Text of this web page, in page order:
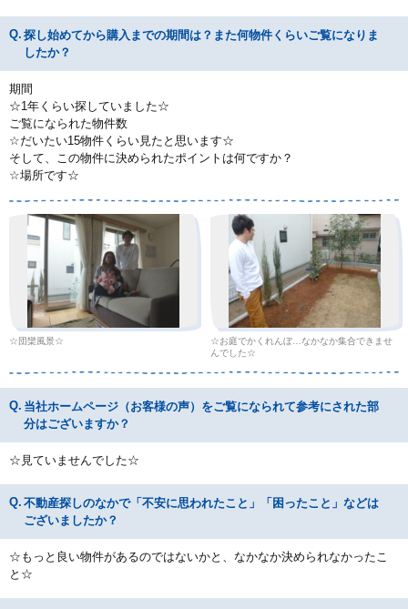
探し始めてから購入までの期間は？また何物件くらいご覧になりま
したか？
期間
☆1年くらい探していました☆
ご覧になられた物件数
☆だいたい15物件くらい見たと思います☆
そして、この物件に決められたポイントは何ですか？
☆場所です☆
☆団欒風景☆
☆お庭でかくれんぼ…なかなか集合できませ
んでした☆
当社ホームページ（お客様の声）をご覧になられて参考にされた部
分はございますか？
☆見ていませんでした☆
不動産探しのなかで「不安に思われたこと」「困ったこと」などは
ございましたか？
☆もっと良い物件があるのではないかと、なかなか決められなかったこ
と☆